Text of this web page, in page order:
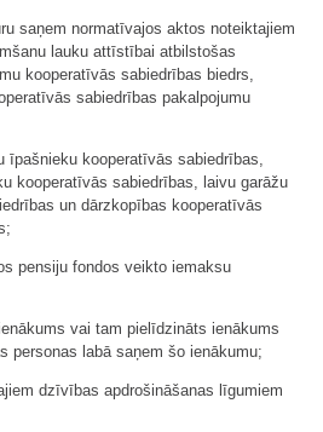
saņem normatīvajos aktos noteiktajiem
lauku attīstībai atbilstošas
kooperatīvās sabiedrības biedrs,
sabiedrības pakalpojumu
īpašnieku kooperatīvās sabiedrības,
kooperatīvās sabiedrības, laivu garāžu
un dārzkopības kooperatīvās
pensiju fondos veikto iemaksu
vai tam pielīdzināts ienākums
personas labā saņem šo ienākumu;
dzīvības apdrošināšanas līgumiem